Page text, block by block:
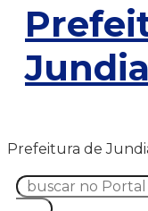
Prefeitura de